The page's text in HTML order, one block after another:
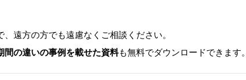
遠方の方でも遠慮なくご相談ください。
間の違いの事例を載せた資料も無料でダウンロードできます。